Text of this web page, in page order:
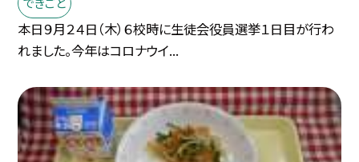
本日９月２４日（木）６校時に生徒会役員選挙１日目が行わ
れました。今年はコロナウイ...